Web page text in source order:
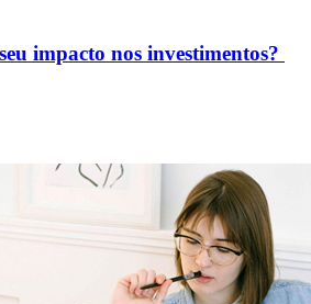
impacto nos investimentos?